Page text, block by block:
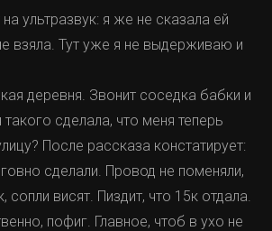
ультразвук: я же не сказала ей
взяла. Тут уже я не выдерживаю и
деревня. Звонит соседка бабки и
сделала, что меня теперь
После рассказа констатирует:
сделали. Провод не поменяли,
сопли висят. Пиздит, что 15к отдала.
пофиг. Главное, чтоб в ухо не